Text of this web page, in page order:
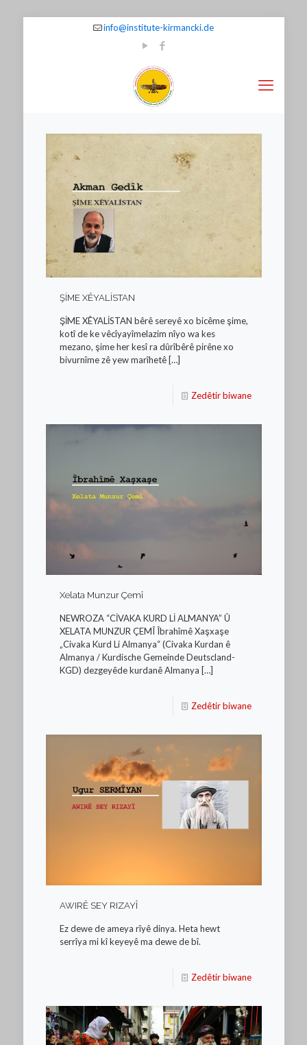
info@institute-kirmancki.de
ŞİME XÊYALİSTAN
ŞİME XÊYALİSTAN bêrê sereyê xo bicême şime,
kotî de ke vêcîyayîmelazim nîyo wa kes
mezano, şime her kesî ra dûrîbêrê pirêne xo
bivurnîme zê yew marîhetê[…]
Zedêtir biwane
Xelata Munzur Çemî
NEWROZA “CİVAKA KURD Lİ ALMANYA” Û
XELATA MUNZUR ÇEMÎ Îbrahîmê Xaşxaşe
„Civaka Kurd Li Almanya“ (Civaka Kurdan ê
Almanya / Kurdische Gemeinde Deutscland-
KGD) dezgeyêde kurdanê Almanya […]
Zedêtir biwane
AWIRÊ SEY RIZAYÎ
Ez dewe de ameya rîyê dinya. Heta hewt
serrîya mi kî keyeyê ma dewe de bî.
Zedêtir biwane